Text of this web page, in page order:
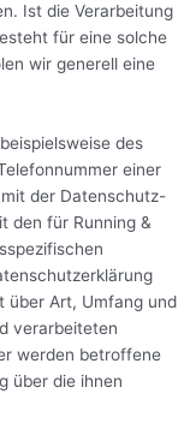
Ist die Verarbeitung
für eine solche
wir generell eine
des
einer
der Datenschutz-
den für Running &
über Art, Umfang und
verarbeiteten
werden betroffene
über die ihnen